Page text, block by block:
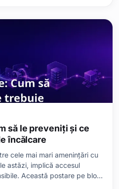
să le preveniți și ce
încălcare
cele mai mari amenințări cu
astăzi, implică accesul
Această postare pe blog